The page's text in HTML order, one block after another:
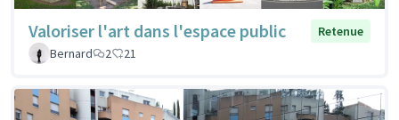
Valoriser l'art dans l'espace public
Retenue
Bernard
2 21